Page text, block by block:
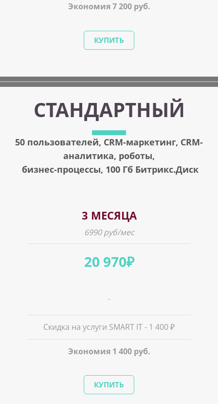
Экономия 7 200 руб.
КУПИТЬ
СТАНДАРТНЫЙ
50 пользователей, CRM-маркетинг, CRM-
аналитика, роботы,
бизнес-процессы, 100 Гб Битрикс.Диск
3 МЕСЯЦА
6990 руб/мес
20 970₽
-
Скидка на услуги SMART IT - 1 400 ₽
Экономия 1 400 руб.
КУПИТЬ